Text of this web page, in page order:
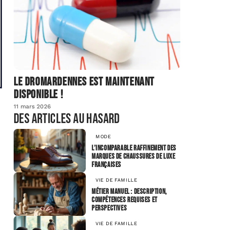
Le dromardennes est maintenant
disponible !
11 mars 2026
Des articles au hasard
MODE
L’incomparable raffinement des
marques de chaussures de luxe
françaises
VIE DE FAMILLE
Métier manuel : Description,
compétences requises et
perspectives
VIE DE FAMILLE